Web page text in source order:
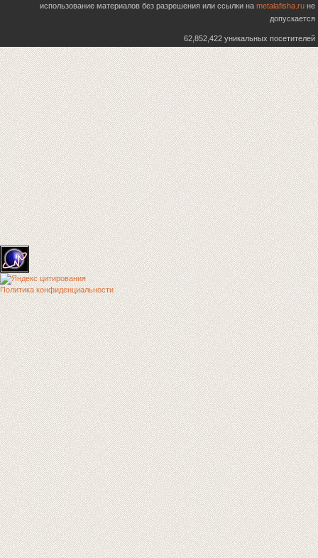
использование материалов без разрешения или ссылки на metalafisha.ru не
допускается
62,852,422 уникальных посетителей
Политика конфиденциальности